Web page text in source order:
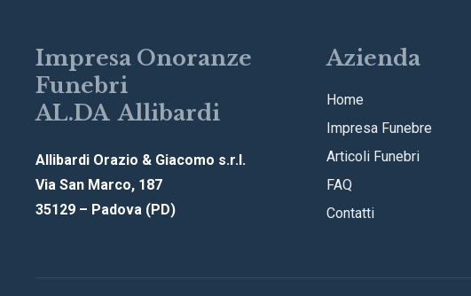
Impresa Onoranze
Funebri
AL.DA Allibardi
Allibardi Orazio & Giacomo s.r.l.
Via San Marco, 187
35129 – Padova (PD)
Azienda
Home
Impresa Funebre
Articoli Funebri
FAQ
Contatti